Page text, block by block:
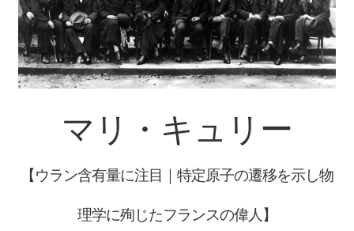
原子・統計を始めた賢人】
ピタゴラス: Pythagoras
フォン・ノイマン
イマン型PC開発】
マリ・キュリー
【ウラン含有量に注目｜特定原子の遷移を示し物
理学に殉じたフランスの偉人】